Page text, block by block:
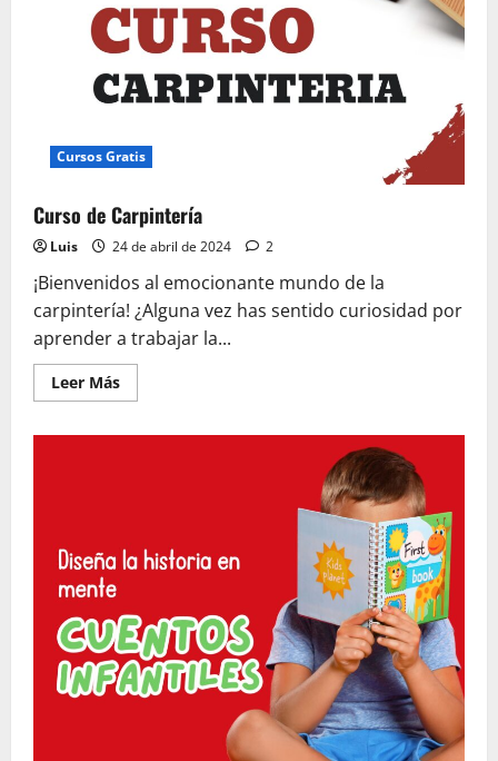
Cursos Gratis
Curso de Carpintería
Luis 24 de abril de 2024 2
¡Bienvenidos al emocionante mundo de la
carpintería! ¿Alguna vez has sentido curiosidad por
aprender a trabajar la...
Leer MásLeer
más